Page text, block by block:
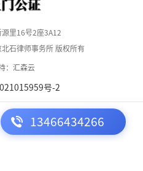
我们在办理继承公证的时候，需
13466434266
里16号2座3A12
石律师事务所 版权所有
：汇森云
号-2